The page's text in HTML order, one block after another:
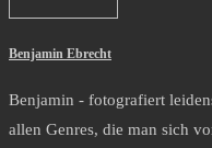
Benjamin Ebrecht
Benjamin - fotografiert
allen Genres, die man sich